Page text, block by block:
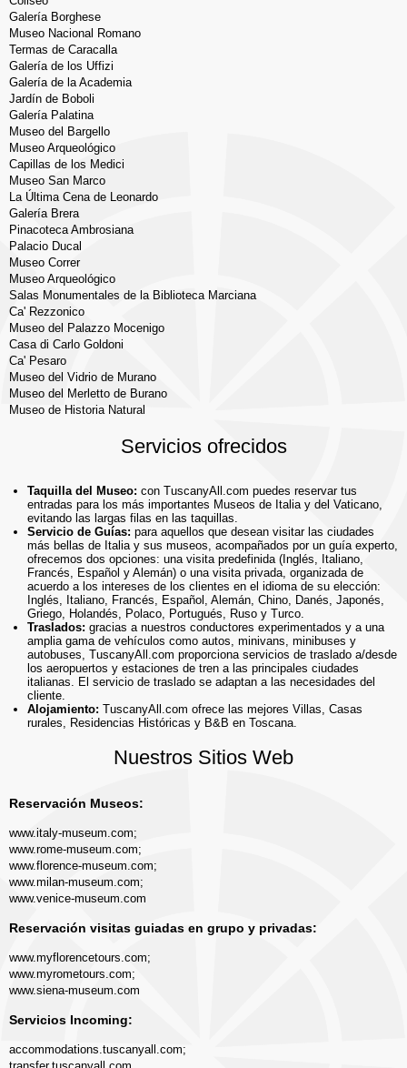
Galería Borghese
Museo Nacional Romano
Termas de Caracalla
Galería de los Uffizi
Galería de la Academia
Jardín de Boboli
Galería Palatina
Museo del Bargello
Museo Arqueológico
Capillas de los Medici
Museo San Marco
La Última Cena de Leonardo
Galería Brera
Pinacoteca Ambrosiana
Palacio Ducal
Museo Correr
Museo Arqueológico
Salas Monumentales de la Biblioteca Marciana
Ca' Rezzonico
Museo del Palazzo Mocenigo
Casa di Carlo Goldoni
Ca' Pesaro
Museo del Vidrio de Murano
Museo del Merletto de Burano
Museo de Historia Natural
Servicios ofrecidos
Taquilla del Museo: con TuscanyAll.com puedes reservar tus
entradas para los más importantes Museos de Italia y del Vaticano,
evitando las largas filas en las taquillas.
Servicio de Guías: para aquellos que desean visitar las ciudades
más bellas de Italia y sus museos, acompañados por un guía experto,
ofrecemos dos opciones: una visita predefinida (Inglés, Italiano,
Francés, Español y Alemán) o una visita privada, organizada de
acuerdo a los intereses de los clientes en el idioma de su elección:
Inglés, Italiano, Francés, Español, Alemán, Chino, Danés, Japonés,
Griego, Holandés, Polaco, Portugués, Ruso y Turco.
Traslados: gracias a nuestros conductores experimentados y a una
amplia gama de vehículos como autos, minivans, minibuses y
autobuses, TuscanyAll.com proporciona servicios de traslado a/desde
los aeropuertos y estaciones de tren a las principales ciudades
italianas. El servicio de traslado se adaptan a las necesidades del
cliente.
Alojamiento: TuscanyAll.com ofrece las mejores Villas, Casas
rurales, Residencias Históricas y B&B en Toscana.
Nuestros Sitios Web
Reservación Museos:
www.italy-museum.com;
www.rome-museum.com;
www.florence-museum.com;
www.milan-museum.com;
www.venice-museum.com
Reservación visitas guiadas en grupo y privadas:
www.myflorencetours.com;
www.myrometours.com;
www.siena-museum.com
Servicios Incoming:
accommodations.tuscanyall.com;